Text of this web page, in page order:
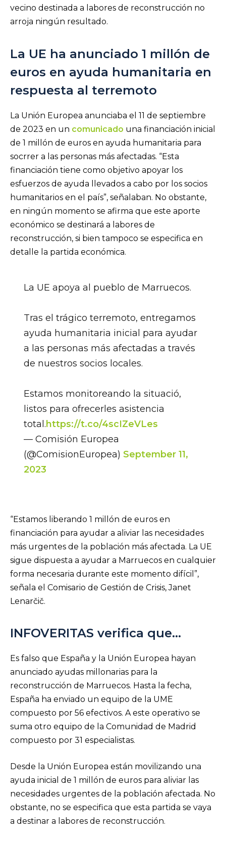
vecino destinada a labores de reconstrucción no
arroja ningún resultado.
La UE ha anunciado 1 millón de
euros en ayuda humanitaria en
respuesta al terremoto
La Unión Europea anunciaba el 11 de septiembre
de 2023 en un comunicado una financiación inicial
de 1 millón de euros en ayuda humanitaria para
socrrer a las personas más afectadas. “Esta
financiación tiene como objetivo apoyar los
esfuerzos de ayuda llevados a cabo por los socios
humanitarios en el país”, señalaban. No obstante,
en ningún momento se afirma que este aporte
económico se destinará a labores de
reconstrucción, si bien tampoco se especifica en
detalle la partida económica.
La UE apoya al pueblo de Marruecos.
Tras el trágico terremoto, entregamos
ayuda humanitaria inicial para ayudar
a las personas más afectadas a través
de nuestros socios locales.
Estamos monitoreando la situació,
listos para ofrecerles asistencia
total.https://t.co/4scIZeVLes
— Comisión Europea
(@ComisionEuropea) September 11,
2023
“Estamos liberando 1 millón de euros en
financiación para ayudar a aliviar las necesidades
más urgentes de la población más afectada. La UE
sigue dispuesta a ayudar a Marruecos en cualquier
forma necesaria durante este momento difícil”,
señala el Comisario de Gestión de Crisis, Janet
Lenarčič.
INFOVERITAS verifica que…
Es falso que España y la Unión Europea hayan
anunciado ayudas millonarias para la
reconstrucción de Marruecos. Hasta la fecha,
España ha enviado un equipo de la UME
compuesto por 56 efectivos. A este operativo se
suma otro equipo de la Comunidad de Madrid
compuesto por 31 especialistas.
Desde la Unión Europea están movilizando una
ayuda inicial de 1 millón de euros para aliviar las
necesidades urgentes de la población afectada. No
obstante, no se especifica que esta partida se vaya
a destinar a labores de reconstrucción.